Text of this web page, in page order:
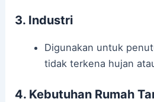
3. Industri
Digunakan untuk
tidak terkena hujan
4. Kebutuhan Rumah